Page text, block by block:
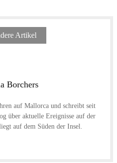
Artikel
Borchers
auf Mallorca und schreibt seit
über aktuelle Ereignisse auf der
auf dem Süden der Insel.